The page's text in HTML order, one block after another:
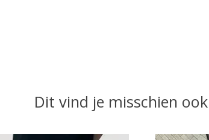
Dit vind je misschien